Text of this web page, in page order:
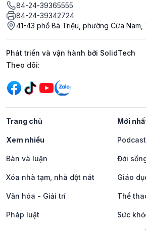
84-24-39365555
84-24-39342724
41-43 phố Bà Triệu, phường Cửa Nam,
Phát triển và vận hành bởi SolidTech
Mạng xã hội
Theo dõi:
Trang chủ Mới
Xem nhiều Podcast
Bàn và luận Đời
Xóa nhà tạm, nhà dột nát Giáo
Văn hóa - Giải trí Thể
Pháp luật Sức